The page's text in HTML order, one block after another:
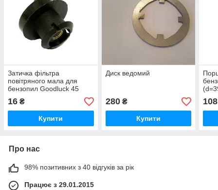
Затичка фільтра
повітряного мала для
бензопил Goodluck 45
16 ₴
Купити
Диск ведомий
280₴
Купити
108
Про нас
98% позитивних з 40 відгуків за рік
Працює з 29.01.2015